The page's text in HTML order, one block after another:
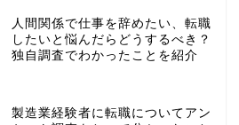
人間関係で仕事を辞めたい、転職
したいと悩んだらどうするべき？
独自調査でわかったことを紹介
製造業経験者に転職についてアン